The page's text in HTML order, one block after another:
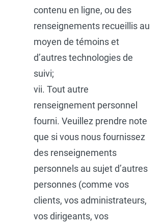
contenu en ligne, ou des
renseignements recueillis au
moyen de témoins et
d’autres technologies de
suivi;
vii. Tout autre
renseignement personnel
fourni. Veuillez prendre note
que si vous nous fournissez
des renseignements
personnels au sujet d’autres
personnes (comme vos
clients, vos administrateurs,
vos dirigeants, vos